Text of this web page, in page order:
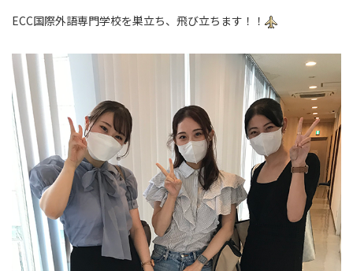
ECC国際外語専門学校を巣立ち、飛び立ちます！！